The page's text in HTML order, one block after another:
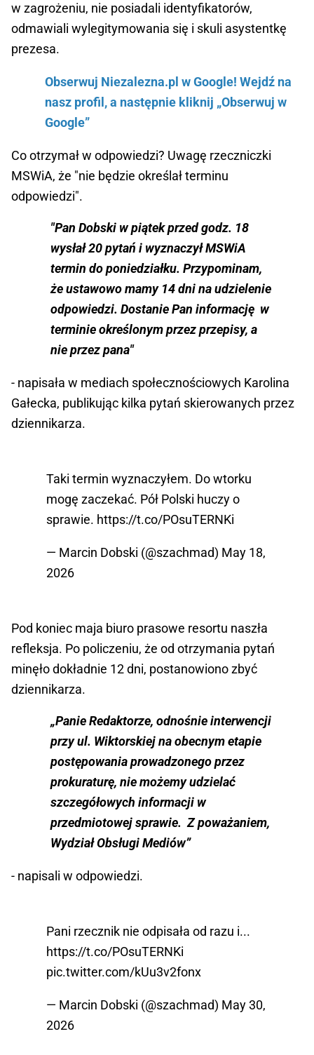
w zagrożeniu, nie posiadali identyfikatorów,
odmawiali wylegitymowania się i skuli asystentkę
prezesa.
Obserwuj Niezalezna.pl w Google! Wejdź na
nasz profil, a następnie kliknij „Obserwuj w
Google”
Co otrzymał w odpowiedzi? Uwagę rzeczniczki
MSWiA, że "nie będzie określał terminu
odpowiedzi".
"Pan Dobski w piątek przed godz. 18
wysłał 20 pytań i wyznaczył MSWiA
termin do poniedziałku. Przypominam,
że ustawowo mamy 14 dni na udzielenie
odpowiedzi. Dostanie Pan informację w
terminie określonym przez przepisy, a
nie przez pana"
- napisała w mediach społecznościowych Karolina
Gałecka, publikując kilka pytań skierowanych przez
dziennikarza.
Taki termin wyznaczyłem. Do wtorku
mogę zaczekać. Pół Polski huczy o
sprawie. https://t.co/POsuTERNKi
— Marcin Dobski (@szachmad) May 18,
2026
Pod koniec maja biuro prasowe resortu naszła
refleksja. Po policzeniu, że od otrzymania pytań
minęło dokładnie 12 dni, postanowiono zbyć
dziennikarza.
„Panie Redaktorze, odnośnie interwencji
przy ul. Wiktorskiej na obecnym etapie
postępowania prowadzonego przez
prokuraturę, nie możemy udzielać
szczegółowych informacji w
przedmiotowej sprawie. Z poważaniem,
Wydział Obsługi Mediów”
- napisali w odpowiedzi.
Pani rzecznik nie odpisała od razu i...
https://t.co/POsuTERNKi
pic.twitter.com/kUu3v2fonx
— Marcin Dobski (@szachmad) May 30,
2026